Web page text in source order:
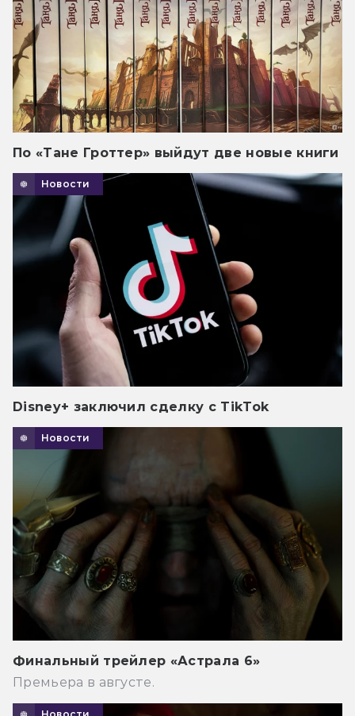
По «Тане Гроттер» выйдут две новые книги
Новости
Disney+ заключил сделку с TikTok
Новости
Финальный трейлер «Астрала 6»
Премьера в августе.